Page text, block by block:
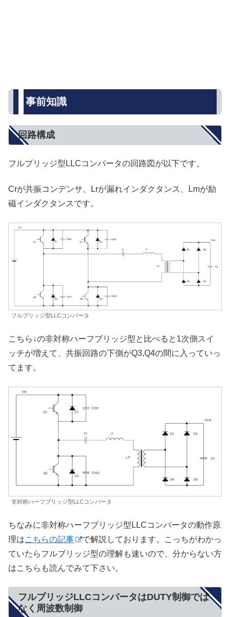
事前知識
回路構成
フルブリッジ型LLCコンバータの回路図が以下です。
Crが共振コンデンサ、Lrが漏れインダクタンス、Lmが励
磁インダクタンスです。
フルブリッジ型LLCコンバータ
こちら↓の非対称ハーフブリッジ型と比べると1次側スイ
ッチが増えて、共振回路の下側がQ3,Q4の間に入っていっ
てます。
非対称ハーフブリッジ型LLCコンバータ
ちなみに非対称ハーフブリッジ型LLCコンバータの動作原
理はこちらの記事
で解説しております。こっちがわかっ
ていたらフルブリッジ型の理解も速いので、分からない方
はこちらも読んでみて下さい。
フルブリッジLLCコンバータはDUTY制御では
なく周波数制御